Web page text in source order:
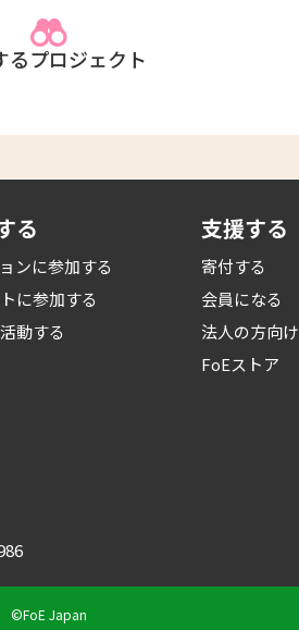
るプロジェクト
る
ンに参加する
に参加する
動する
支援する
寄付する
会員になる
法人の方向け
FoEストア
©FoE Japan